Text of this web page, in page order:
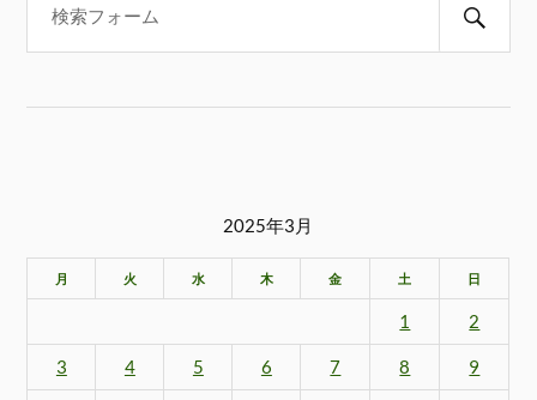
2025年3月
月 火 水 木 金 土 日
1 2
3 4 5 6 7 8 9